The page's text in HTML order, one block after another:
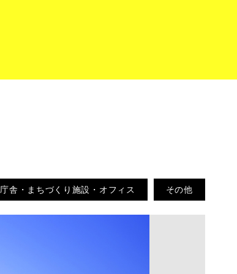
庁舎・まちづくり施設・オフィス その他